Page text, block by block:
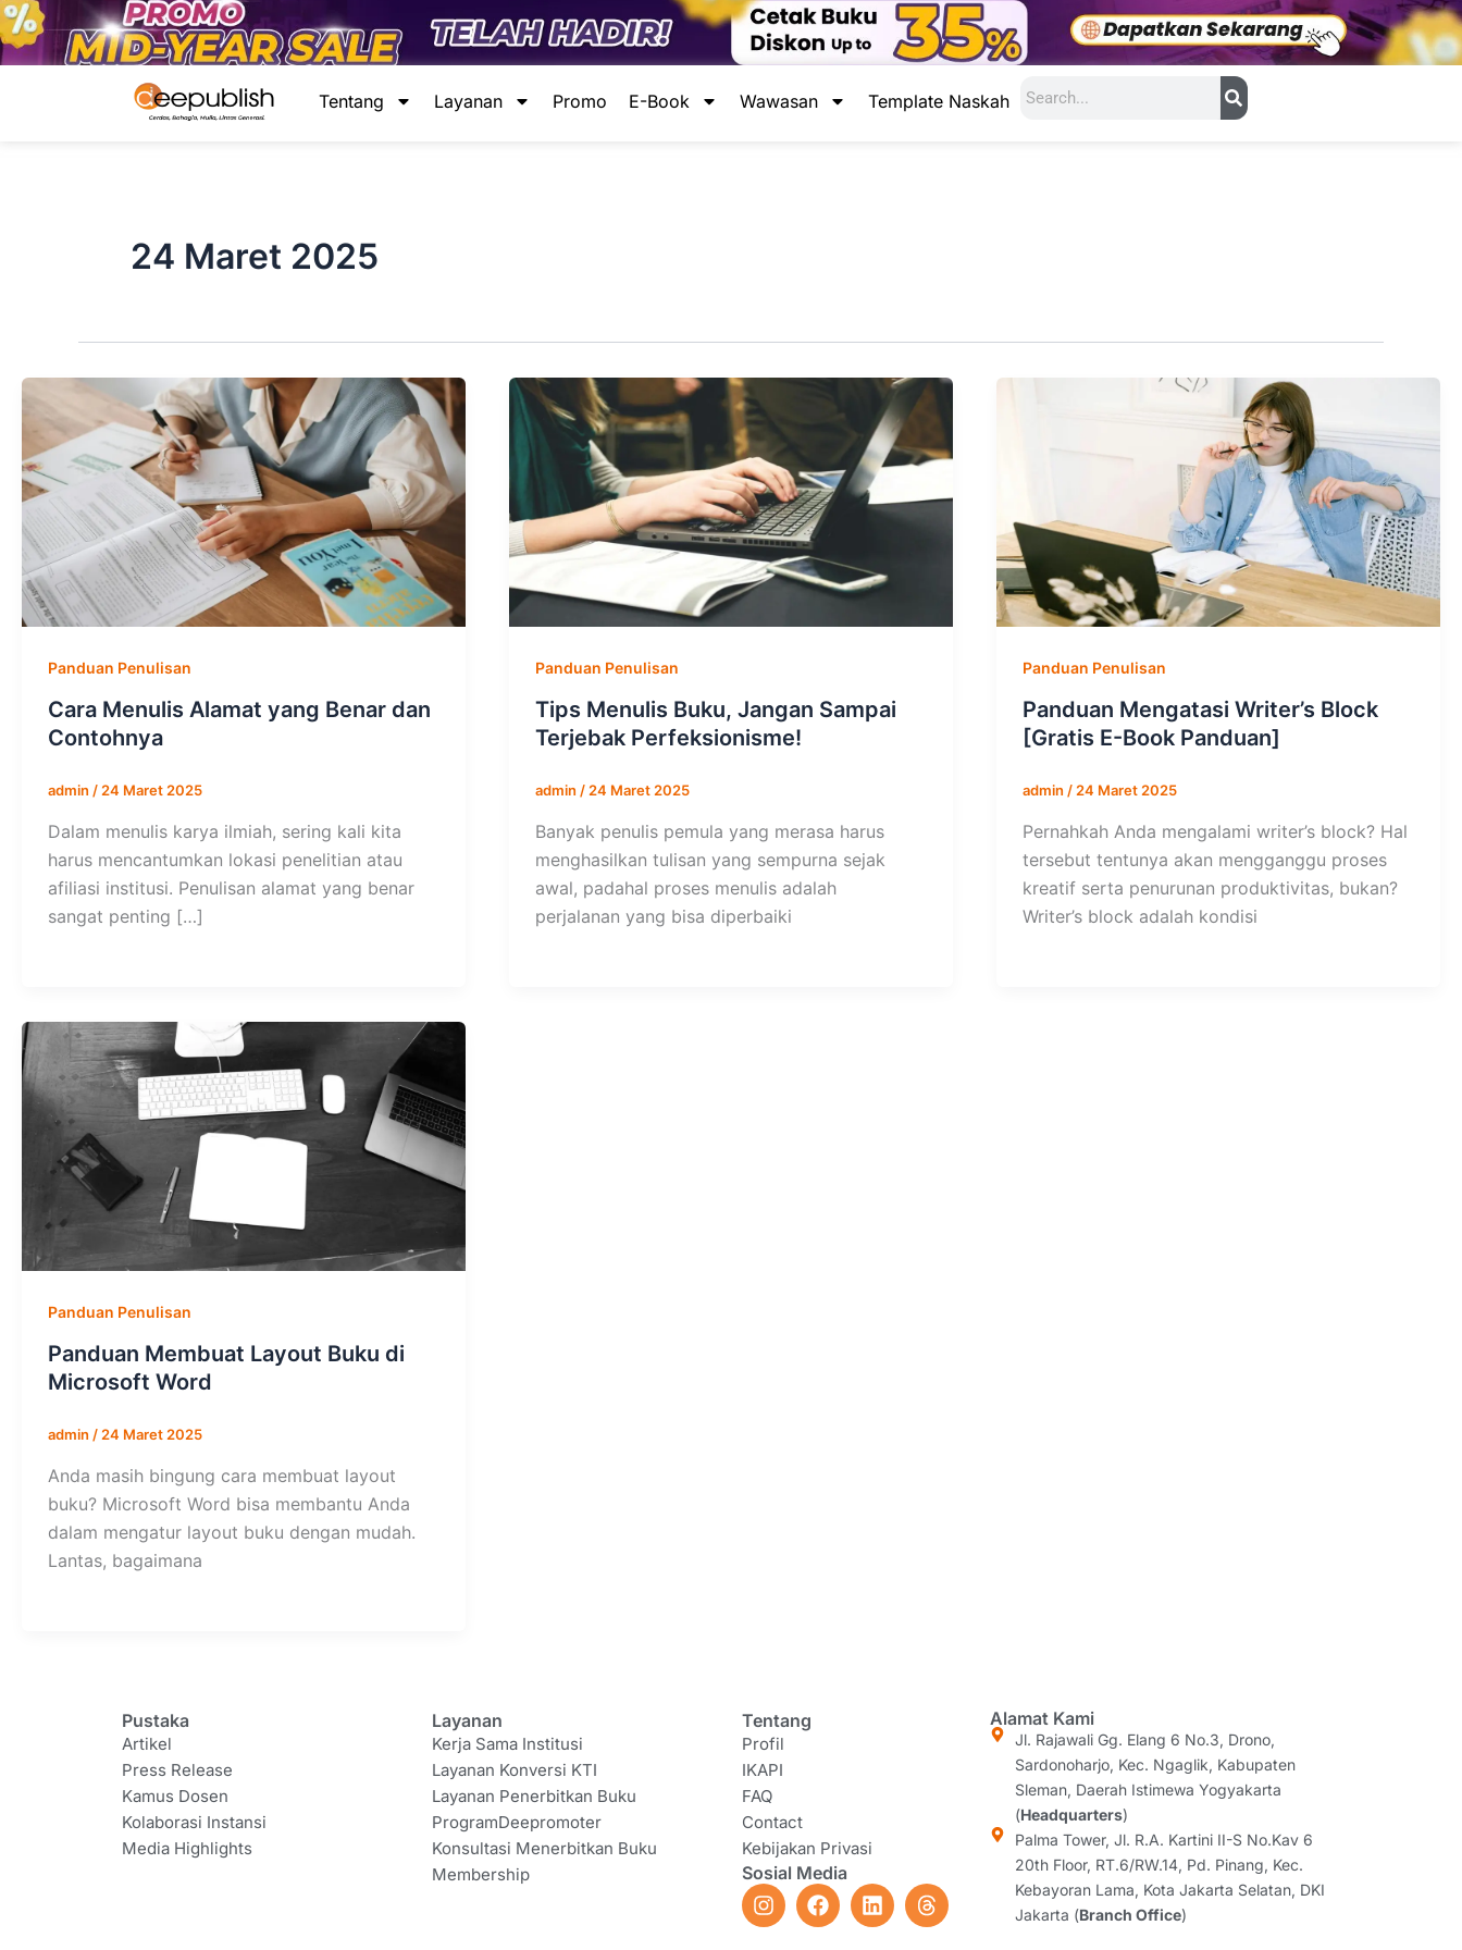
Lewati
ke
konten
Tentang
Layanan Promo E-Book Wawasan Template Naskah
24 Maret 2025
Panduan Penulisan
Cara Menulis Alamat yang Benar dan
Contohnya
admin /24 Maret 2025
Dalam menulis karya ilmiah, sering kali kita
harus mencantumkan lokasi penelitian atau
afiliasi institusi. Penulisan alamat yang benar
sangat penting […]
Panduan Penulisan
Tips Menulis Buku, Jangan Sampai
Terjebak Perfeksionisme!
admin /24 Maret 2025
Banyak penulis pemula yang merasa harus
menghasilkan tulisan yang sempurna sejak
awal, padahal proses menulis adalah
perjalanan yang bisa diperbaiki
Panduan Penulisan
Panduan Mengatasi Writer’s Block
[Gratis E-Book Panduan]
admin /24 Maret 2025
Pernahkah Anda mengalami writer’s block? Hal
tersebut tentunya akan mengganggu proses
kreatif serta penurunan produktivitas, bukan?
Writer’s block adalah kondisi
Panduan Penulisan
Panduan Membuat Layout Buku di
Microsoft Word
admin / 24 Maret 2025
Anda masih bingung cara membuat layout
buku? Microsoft Word bisa membantu Anda
dalam mengatur layout buku dengan mudah.
Lantas, bagaimana
Pustaka
Artikel
Press Release
Kamus Dosen
Kolaborasi Instansi
Media Highlights
Layanan
Kerja Sama Institusi
Layanan Konversi KTI
Layanan Penerbitkan Buku
ProgramDeepromoter
Konsultasi Menerbitkan Buku
Membership
Tentang
Profil
IKAPI
FAQ
Contact
Kebijakan Privasi
Sosial Media
I
n
F
a
L
i
T
h
Alamat Kami
Jl. Rajawali Gg. Elang 6 No.3, Drono,
Sardonoharjo, Kec. Ngaglik, Kabupaten
Sleman, Daerah Istimewa Yogyakarta
(Headquarters)
Palma Tower, Jl. R.A. Kartini II-S No.Kav 6
20th Floor, RT.6/RW.14, Pd. Pinang, Kec.
Kebayoran Lama, Kota Jakarta Selatan, DKI
Jakarta (Branch Office)